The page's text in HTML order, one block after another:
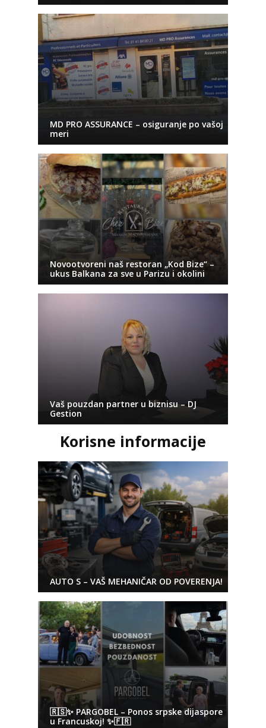
MD PRO ASSURANCE – osiguranje po vašoj
meri
Novootvoreni naš restoran „Kod Bize“ –
ukus Balkana za sve u Parizu i okolini
Vaš pouzdan partner u biznisu – DJ
Gestion
Korisne informacije
AUTO S – VAŠ MEHANIČAR OD POVERENJA!
🇷🇸✨ PARGOBEL – Ponos srpske dijaspore
u Francuskoj! ✨🇫🇷